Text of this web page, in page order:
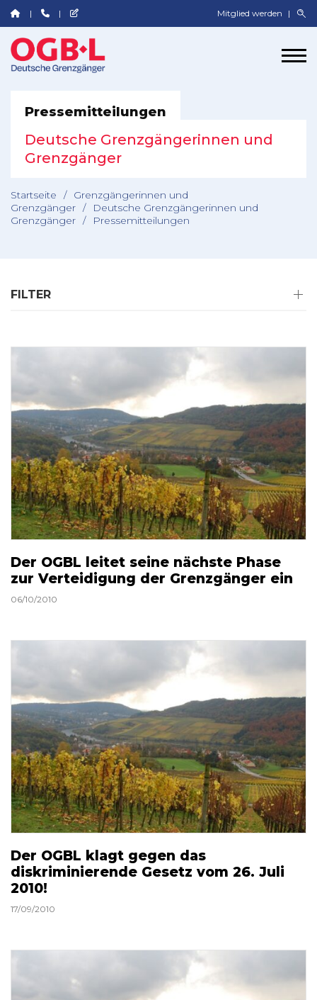
Mitglied werden
Pressemitteilungen
Deutsche Grenzgängerinnen und
Grenzgänger
Startseite /
Grenzgängerinnen und
Grenzgänger /
Deutsche Grenzgängerinnen und
Grenzgänger / Pressemitteilungen
FILTER
Der OGBL leitet seine nächste Phase
zur Verteidigung der Grenzgänger ein
06/10/2010
Der OGBL klagt gegen das
diskriminierende Gesetz vom 26. Juli
2010!
17/09/2010